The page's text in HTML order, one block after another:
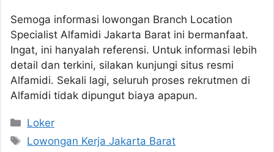
Semoga informasi lowongan Branch Location
Specialist Alfamidi Jakarta Barat ini bermanfaat.
Ingat, ini hanyalah referensi. Untuk informasi lebih
detail dan terkini, silakan kunjungi situs resmi
Alfamidi. Sekali lagi, seluruh proses rekrutmen di
Alfamidi tidak dipungut biaya apapun.
Kategori
Loker
Tag
Lowongan Kerja Jakarta Barat